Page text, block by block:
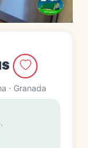
· Granada